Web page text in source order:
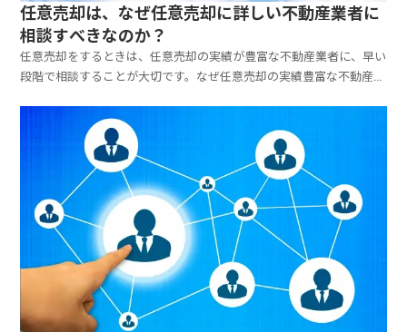
任意売却は、なぜ任意売却に詳しい不動産業者に
相談すべきなのか？
任意売却をするときは、任意売却の実績が豊富な不動産業者に、早い
段階で相談することが大切です。なぜ任意売却の実績豊富な不動産業
はダメなのか、任意売却を成功させる秘訣をお伝えします。